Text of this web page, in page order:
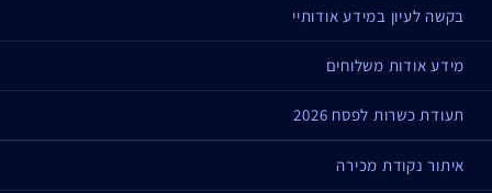
בקשה לעיון במידע אודותיי
מידע אודות משלוחים
תעודת כשרות לפסח 2026
איתור נקודת מכירה